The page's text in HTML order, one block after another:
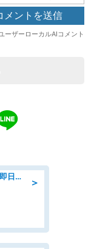
＞
営業/商社でのルート営業のお仕事/即日勤務可/車通勤可/営業